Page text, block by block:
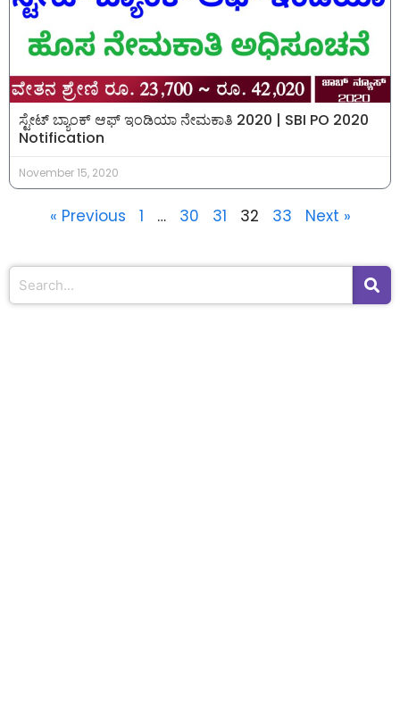
ಸ್ಟೇಟ್ ಬ್ಯಾಂಕ್ ಆಫ್ ಇಂಡಿಯಾ ನೇಮಕಾತಿ 2020 | SBI PO 2020
Notification
November 15, 2020
« Previous 1 … 30 31 32 33 Next »